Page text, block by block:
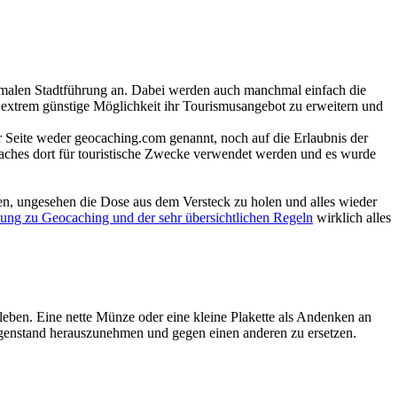
Stadtführung an. Dabei werden auch manchmal einfach die
günstige Möglichkeit ihr Tourismusangebot zu erweitern und
weder geocaching.com genannt, noch auf die Erlaubnis der
dort für touristische Zwecke verwendet werden und es wurde
ungesehen die Dose aus dem Versteck zu holen und alles wieder
zu Geocaching und der sehr übersichtlichen Regeln wirklich alles
Eine nette Münze oder eine kleine Plakette als Andenken an
herauszunehmen und gegen einen anderen zu ersetzen.